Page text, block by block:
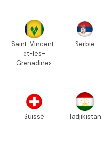
Saint-Vincent-
et-les-
Grenadines
Serbie
Suisse Tadjikistan